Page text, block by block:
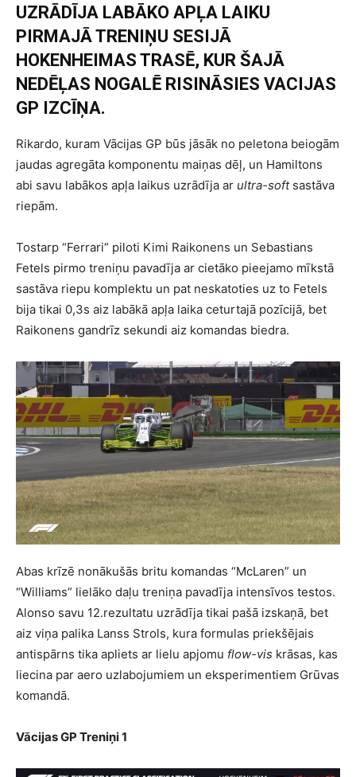
UZRĀDĪJA LABĀKO APĻA LAIKU
PIRMAJĀ TRENIŅU SESIJĀ
HOKENHEIMAS TRASĒ, KUR ŠAJĀ
NEDĒĻAS NOGALĒ RISINĀSIES VACIJAS
GP IZCĪŅA.
Rikardo, kuram Vācijas GP būs jāsāk no peletona beiogām
jaudas agregāta komponentu maiņas dēļ, un Hamiltons
abi savu labākos apļa laikus uzrādīja ar ultra-softsastāva
riepām.
Tostarp “Ferrari” piloti Kimi Raikonens un Sebastians
Fetels pirmo treniņu pavadīja ar cietāko pieejamo mīkstā
sastāva riepu komplektu un pat neskatoties uz to Fetels
bija tikai 0,3s aiz labākā apļa laika ceturtajā pozīcijā, bet
Raikonens gandrīz sekundi aiz komandas biedra.
Abas krīzē nonākušās britu komandas “McLaren” un
“Williams” lielāko daļu treniņa pavadīja intensīvos testos.
Alonso savu 12.rezultatu uzrādīja tikai pašā izskaņā, bet
aiz viņa palika Lanss Strols, kura formulas priekšējais
antispārns tika apliets ar lielu apjomu flow-vis krāsas, kas
liecina par aero uzlabojumiem un eksperimentiem Grūvas
komandā.
Vācijas GP Treniņi 1